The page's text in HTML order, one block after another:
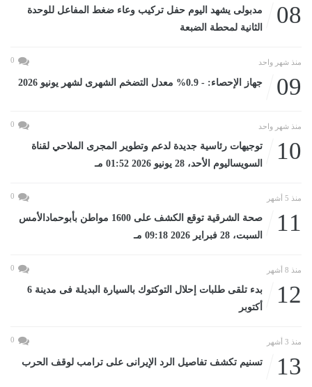
08
مدبولى يشهد اليوم حفل تركيب وعاء ضغط المفاعل للوحدة
الثانية لمحطة الضبعة
منذ شهر واحد 0
09 جهاز الإحصاء: - 0.9% معدل التضخم الشهرى لشهر يونيو 2026
منذ شهر واحد 0
10
توجيهات رئاسية جديدة لدعم وتطوير المجرى الملاحي لقناة
السويساليوم الأحد، 28 يونيو 2026 01:52 مـ
منذ 5 أشهر 0
11
صحة الشرقية توقع الكشف على 1600 مواطن بأبوحمادالأمس
السبت، 28 فبراير 2026 09:18 مـ
منذ 8 أشهر 0
12
بدء تلقى طلبات إحلال التوكتوك بالسيارة البديلة فى مدينة 6
أكتوبر
منذ 3 أشهر 0
13 تسنيم تكشف تفاصيل الرد الإيرانى على ترامب لوقف الحرب